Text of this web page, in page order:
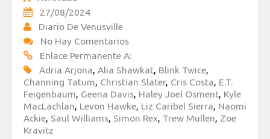
27/08/2024
Diario De Venusville
No Hay Comentarios
Enlace Permanente A:
Adria Arjona, Alia Shawkat, Blink Twice,
Channing Tatum, Christian Slater, Cris Costa, E.T.
Feigenbaum, Geena Davis, Haley Joel Osment, Kyle
MacLachlan, Levon Hawke, Liz Caribel Sierra, Naomi
Ackie, Saul Williams, Simon Rex, Trew Mullen, Zoe
Kravitz